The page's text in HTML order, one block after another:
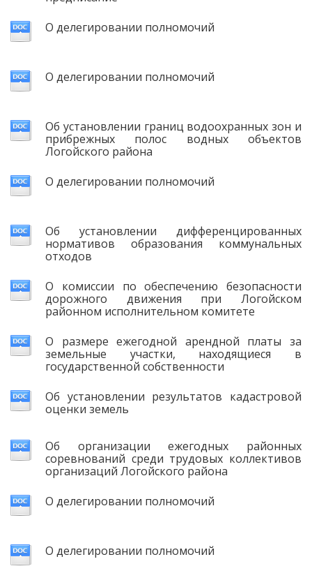
О делегировании полномочий
О делегировании полномочий
Об установлении границ водоохранных зон и
прибрежных полос водных объектов
Логойского района
О делегировании полномочий
Об установлении дифференцированных
нормативов образования коммунальных
отходов
О комиссии по обеспечению безопасности
дорожного движения при Логойском
районном исполнительном комитете
О размере ежегодной арендной платы за
земельные участки, находящиеся в
государственной собственности
Об установлении результатов кадастровой
оценки земель
Об организации ежегодных районных
соревнований среди трудовых коллективов
организаций Логойского района
О делегировании полномочий
О делегировании полномочий